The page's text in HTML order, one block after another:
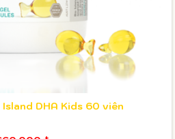
DHA Kids 60 viên